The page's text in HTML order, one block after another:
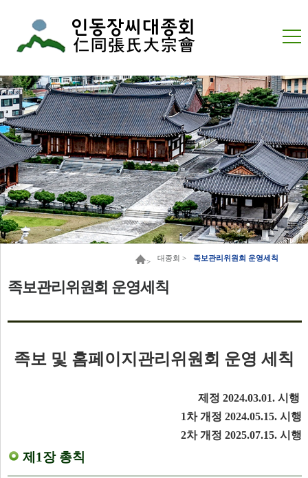
족보관리위원회 운영세칙
> 대종회 > 족보관리위원회 운영세칙
족보 및 홈페이지관리위원회 운영 세칙
제정 2024.03.01. 시행
1차 개정 2024.05.15. 시행
2차 개정 2025.07.15. 시행
제1장 총칙